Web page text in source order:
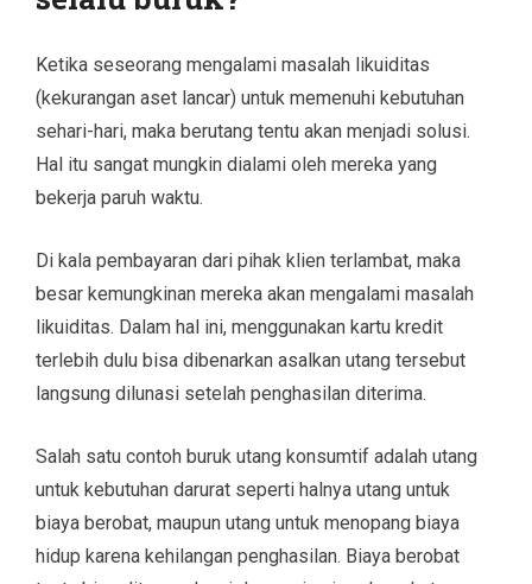
Ketika seseorang mengalami masalah likuiditas
(kekurangan aset lancar) untuk memenuhi kebutuhan
sehari-hari, maka berutang tentu akan menjadi solusi.
Hal itu sangat mungkin dialami oleh mereka yang
bekerja paruh waktu.
Di kala pembayaran dari pihak klien terlambat, maka
besar kemungkinan mereka akan mengalami masalah
likuiditas. Dalam hal ini, menggunakan kartu kredit
terlebih dulu bisa dibenarkan asalkan utang tersebut
langsung dilunasi setelah penghasilan diterima.
Salah satu contoh buruk utang konsumtif adalah utang
untuk kebutuhan darurat seperti halnya utang untuk
biaya berobat, maupun utang untuk menopang biaya
hidup karena kehilangan penghasilan. Biaya berobat